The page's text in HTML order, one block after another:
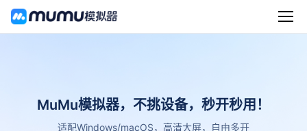
MuMu模拟器，不挑设备，秒开秒用！
适配Windows/macOS，高清大屏，自由多开